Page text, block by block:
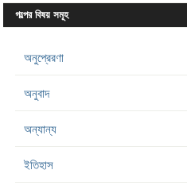
গল্পের বিষয় সমূহ
অনুপ্রেরণা
অনুবাদ
অন্যান্য
ইতিহাস